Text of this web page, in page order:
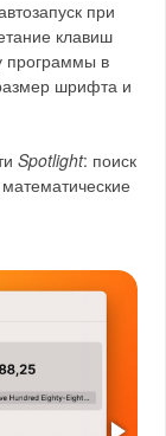
при
клавиш
программы в
шрифта и
Spotlight: поиск